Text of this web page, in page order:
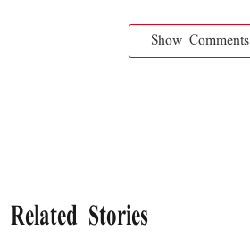
Show Comments
Related Stories